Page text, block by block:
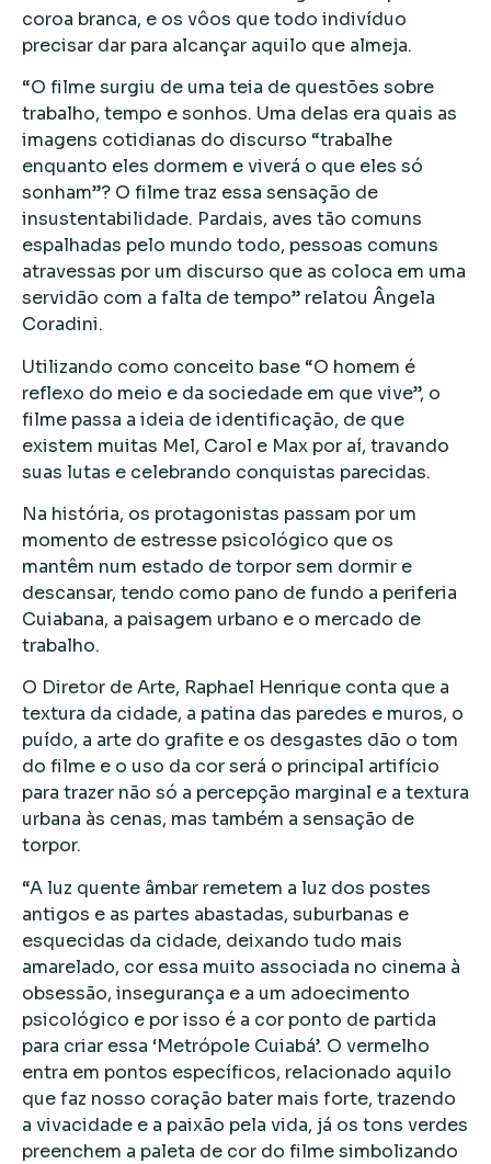
coroa branca, e os vôos que todo indivíduo
precisar dar para alcançar aquilo que almeja.
“O filme surgiu de uma teia de questões sobre
trabalho, tempo e sonhos. Uma delas era quais as
imagens cotidianas do discurso “trabalhe
enquanto eles dormem e viverá o que eles só
sonham”? O filme traz essa sensação de
insustentabilidade. Pardais, aves tão comuns
espalhadas pelo mundo todo, pessoas comuns
atravessas por um discurso que as coloca em uma
servidão com a falta de tempo” relatou Ângela
Coradini.
Utilizando como conceito base “O homem é
reflexo do meio e da sociedade em que vive”, o
filme passa a ideia de identificação, de que
existem muitas Mel, Carol e Max por aí, travando
suas lutas e celebrando conquistas parecidas.
Na história, os protagonistas passam por um
momento de estresse psicológico que os
mantêm num estado de torpor sem dormir e
descansar, tendo como pano de fundo a periferia
Cuiabana, a paisagem urbano e o mercado de
trabalho.
O Diretor de Arte, Raphael Henrique conta que a
textura da cidade, a patina das paredes e muros, o
puído, a arte do grafite e os desgastes dão o tom
do filme e o uso da cor será o principal artifício
para trazer não só a percepção marginal e a textura
urbana às cenas, mas também a sensação de
torpor.
“A luz quente âmbar remetem a luz dos postes
antigos e as partes abastadas, suburbanas e
esquecidas da cidade, deixando tudo mais
amarelado, cor essa muito associada no cinema à
obsessão, insegurança e a um adoecimento
psicológico e por isso é a cor ponto de partida
para criar essa ‘Metrópole Cuiabá’. O vermelho
entra em pontos específicos, relacionado aquilo
que faz nosso coração bater mais forte, trazendo
a vivacidade e a paixão pela vida, já os tons verdes
preenchem a paleta de cor do filme simbolizando